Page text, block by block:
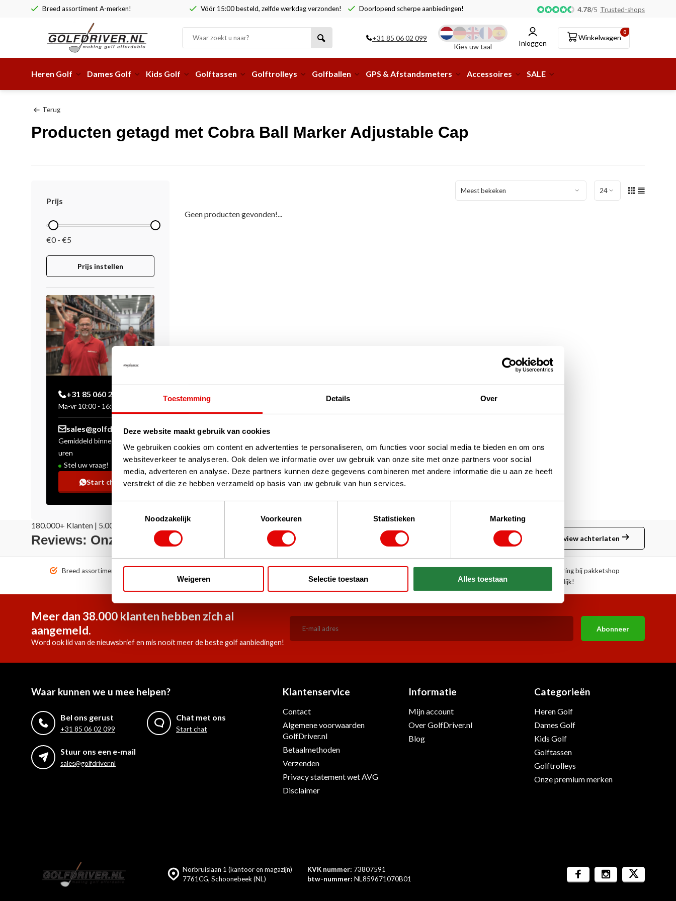
Toestemming Details Over
Deze website maakt gebruik van cookies
We gebruiken cookies om content en advertenties te personaliseren, om functies voor social media te bieden en om ons
websiteverkeer te analyseren. Ook delen we informatie over uw gebruik van onze site met onze partners voor social
media, adverteren en analyse. Deze partners kunnen deze gegevens combineren met andere informatie die u aan ze heeft
verstrekt of die ze hebben verzameld op basis van uw gebruik van hun services.
Toestemmingsselectie
Noodzakelijk
Voorkeuren Statistieken Marketing
Weigeren Selectie toestaan Alles toestaan
Breed assortiment A-merken! Vóór 15:00 besteld, zelfde werkdag verzonden! Doorlopend scherpe aanbiedingen! Afhalen of aflevering bij pakketshop mogelijk!
4.78/5 Trusted-shops
+31 85 06 02 099
Kies uw taal
Inloggen
0
Winkelwagen
Heren Golf Dames Golf Kids Golf Golftassen Golftrolleys Golfballen GPS & Afstandsmeters Accessoires SALE
Terug
Producten getagd met Cobra Ball Marker Adjustable Cap
Prijs
€0 - €5
Prijs instellen
+31 85 060 20 99
Ma-vr 10:00 - 16:00 uur
sales@golfdriver.nl
Gemiddeld binnen enkele
uren
Stel uw vraag!
Start chat
Geen producten gevonden!...
180.000+ Klanten | 5.000+ Reviews | Trusted Shops, TrustPilot, Google
Reviews: Onze klanten aan het woord Review achterlaten
Breed assortiment A-merken!
Vóór 15:00 besteld, zelfde werkdag
Doorlopend scherpe aanbiedingen!
Afhalen of aflevering bij pakketshop
mogelijk!
Meer dan 38.000 klanten hebben zich al
aangemeld.
Word ook lid van de nieuwsbrief en mis nooit meer de beste golf aanbiedingen!
Abonneer
Waar kunnen we u mee helpen?
Bel ons gerust
+31 85 06 02 099
Chat met ons
Start chat
Stuur ons een e-mail
sales@golfdriver.nl
Klantenservice
Contact
Algemene voorwaarden
GolfDriver.nl
Betaalmethoden
Verzenden
Privacy statement wet AVG
Disclaimer
Informatie
Mijn account
Over GolfDriver.nl
Blog
Categorieën
Heren Golf
Dames Golf
Kids Golf
Golftassen
Golftrolleys
Onze premium merken
Norbruislaan 1 (kantoor en magazijn)
7761CG, Schoonebeek (NL)
KVK nummer: 73807591
btw-nummer: NL859671070B01